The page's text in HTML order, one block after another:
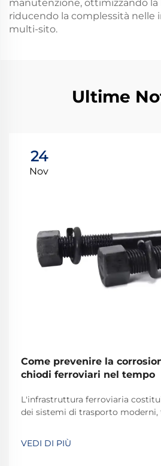
manutenzione, ottimizzando la
riducendo la complessità nelle
multi-sito.
Ultime
24
Nov
Come prevenire la
chiodi ferroviari nel tempo
L'infrastruttura ferroviaria
dei sistemi di trasporto
ogni giorno. Tra i componenti
la stabilità e la sicurezza del
VEDI DI PIÙ